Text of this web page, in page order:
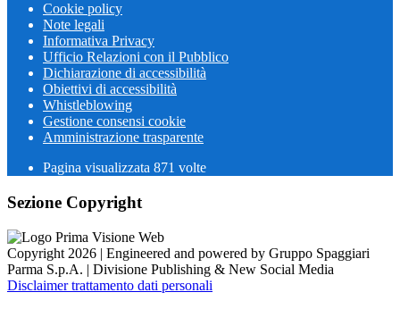
Cookie policy
Note legali
Informativa Privacy
Ufficio Relazioni con il Pubblico
Dichiarazione di accessibilità
Obiettivi di accessibilità
Whistleblowing
Gestione consensi cookie
Amministrazione trasparente
Pagina visualizzata 871 volte
Sezione Copyright
Copyright 2026 | Engineered and powered by Gruppo Spaggiari
Parma S.p.A. | Divisione Publishing & New Social Media
Disclaimer trattamento dati personali